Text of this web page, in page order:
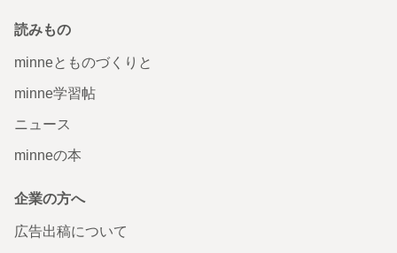
読みもの
minneとものづくりと
minne学習帖
ニュース
minneの本
企業の方へ
広告出稿について